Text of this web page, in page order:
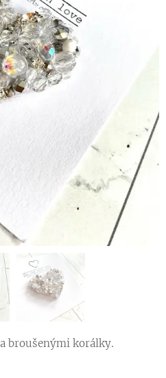
broušenými korálky.